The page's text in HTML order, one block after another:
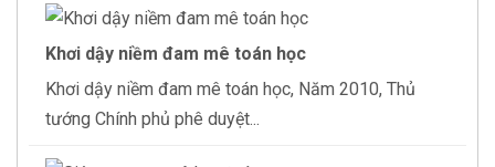
Khơi dậy niềm đam mê toán học
Khơi dậy niềm đam mê toán học, Năm 2010, Thủ
tướng Chính phủ phê duyệt...